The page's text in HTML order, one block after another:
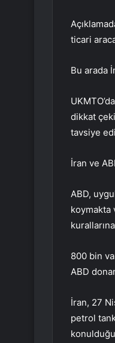
ticari
Bu arada
dikkat
tavsiye
İran ve
ABD,
koymakta
800 bin
ABD
İran, 27
petrol